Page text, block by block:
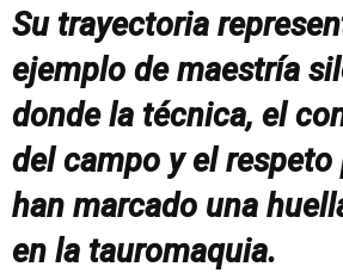
Su trayectoria
ejemplo de maestría
donde la técnica, el
del campo y el
han marcado una
en la tauromaquia.